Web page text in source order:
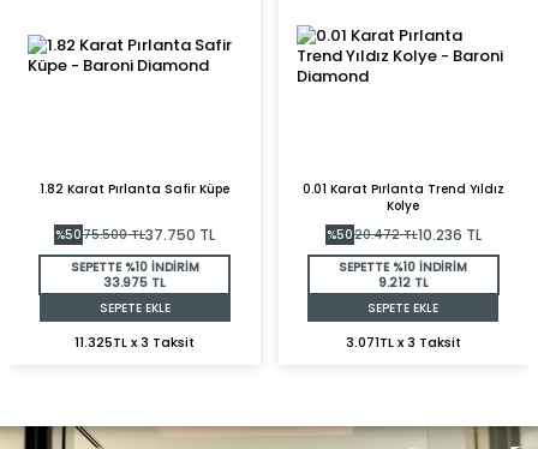
1.82 Karat Pırlanta Safir Küpe
%5075.500TL37.750 TL
SEPETTE %10 İNDİRİM
33.975 TL
SEPETE EKLE
11.325TL x 3 Taksit
0.01 Karat Pırlanta Trend Yıldız
Kolye
%5020.472TL10.236 TL
SEPETTE %10 İNDİRİM
9.212 TL
SEPETE EKLE
3.071TL x 3 Taksit